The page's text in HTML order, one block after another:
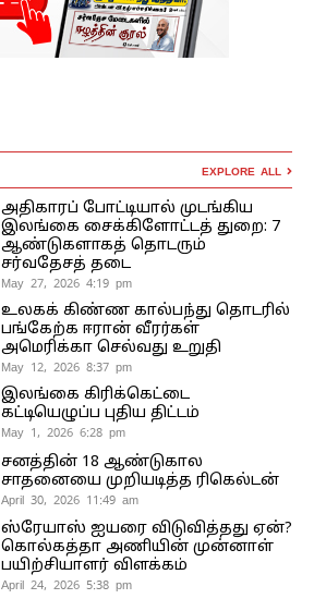
EXPLORE ALL
அதிகாரப் போட்டியால் முடங்கிய
இலங்கை சைக்கிளோட்டத் துறை: 7
ஆண்டுகளாகத் தொடரும்
சர்வதேசத் தடை
May 27, 2026 4:19 pm
உலகக் கிண்ண கால்பந்து தொடரில்
பங்கேற்க ஈரான் வீரர்கள்
அமெரிக்கா செல்வது உறுதி
May 12, 2026 8:37 pm
இலங்கை கிரிக்கெட்டை
கட்டியெழுப்ப புதிய திட்டம்
May 1, 2026 6:28 pm
சனத்தின் 18 ஆண்டுகால
சாதனையை முறியடித்த ரிகெல்டன்
April 30, 2026 11:49 am
ஸ்ரேயாஸ் ஐயரை விடுவித்தது ஏன்?
கொல்கத்தா அணியின் முன்னாள்
பயிற்சியாளர் விளக்கம்
April 24, 2026 5:38 pm